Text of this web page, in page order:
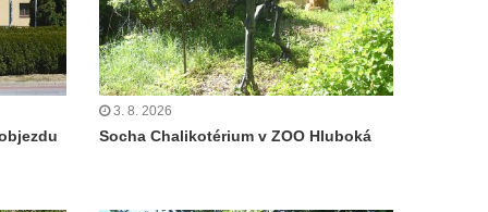
3. 8. 2026
Socha Chalikotérium v ZOO Hluboká